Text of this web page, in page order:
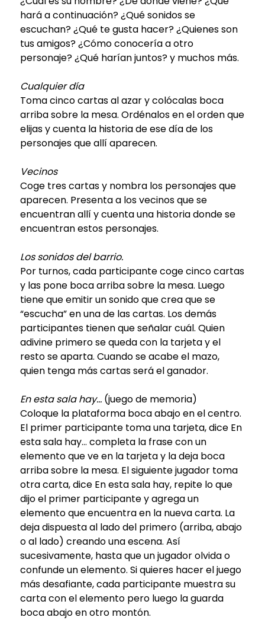
hará a continuación? ¿Qué sonidos se
escuchan? ¿Qué te gusta hacer? ¿Quienes son
tus amigos? ¿Cómo conocería a otro
personaje? ¿Qué harían juntos? y muchos más.
Cualquier día
Toma cinco cartas al azar y colócalas boca
arriba sobre la mesa. Ordénalos en el orden que
elijas y cuenta la historia de ese día de los
personajes que allí aparecen.
Vecinos
Coge tres cartas y nombra los personajes que
aparecen. Presenta a los vecinos que se
encuentran allí y cuenta una historia donde se
encuentran estos personajes.
Los sonidos del barrio.
Por turnos, cada participante coge cinco cartas
y las pone boca arriba sobre la mesa. Luego
tiene que emitir un sonido que crea que se
“escucha” en una de las cartas. Los demás
participantes tienen que señalar cuál. Quien
adivine primero se queda con la tarjeta y el
resto se aparta. Cuando se acabe el mazo,
quien tenga más cartas será el ganador.
En esta sala hay…(juego de memoria)
Coloque la plataforma boca abajo en el centro.
El primer participante toma una tarjeta, dice En
esta sala hay... completa la frase con un
elemento que ve en la tarjeta y la deja boca
arriba sobre la mesa. El siguiente jugador toma
otra carta, dice En esta sala hay, repite lo que
dijo el primer participante y agrega un
elemento que encuentra en la nueva carta. La
deja dispuesta al lado del primero (arriba, abajo
o al lado) creando una escena. Así
sucesivamente, hasta que un jugador olvida o
confunde un elemento. Si quieres hacer el juego
más desafiante, cada participante muestra su
carta con el elemento pero luego la guarda
boca abajo en otro montón.